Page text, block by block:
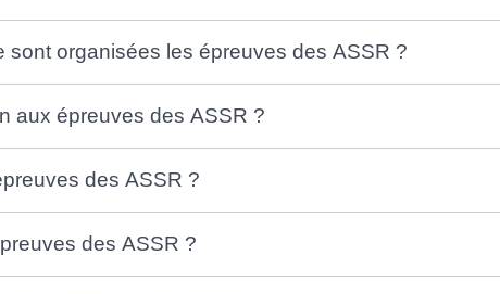
sont organisées les épreuves des ASSR ?
aux épreuves des ASSR ?
des ASSR ?
des ASSR ?